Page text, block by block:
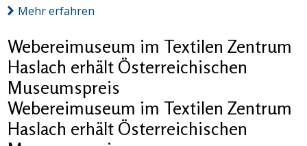
Mehr erfahren
Webereimuseum im Textilen Zentrum
Haslach erhält Österreichischen
Museumspreis
Webereimuseum im Textilen Zentrum
Haslach erhält Österreichischen